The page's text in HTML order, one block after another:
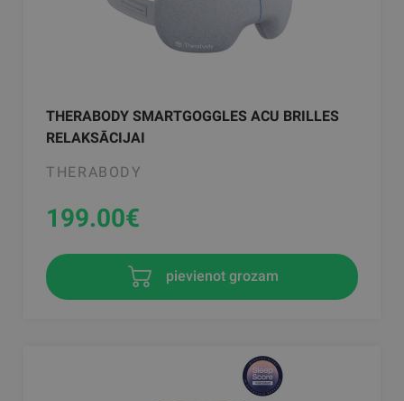
THERABODY SMARTGOGGLES ACU BRILLES
RELAKSĀCIJAI
THERABODY
199.00€
pievienot grozam